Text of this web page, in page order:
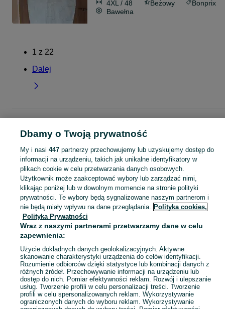
4XL / 48 Beżowy
Bonprix
Bawełna
1 z 22
Dalej
Suknie wieczorowe - Śląskie
Suknie wieczorowe - Jastrzębie-Zdrój
KATEGORIA
Szeroki wybór sukni wieczorowych damskich Jastrzębie-Zdrój ▶️ Nowe i używane w dobrych cenach ✌ Przeglądaj i wybierz najlepszą ofertę na OLX.pl! Zobacz
Mapa kategorii
Mapa miejscowości
Mapa ministron
Popularne wyszukiwania
Dbamy o Twoją prywatność
My i nasi 447partnerzy przechowujemy lub uzyskujemy dostęp do
informacji na urządzeniu, takich jak unikalne identyfikatory w
plikach cookie w celu przetwarzania danych osobowych.
Użytkownik może zaakceptować wybory lub zarządzać nimi,
klikając poniżej lub w dowolnym momencie na stronie polityki
prywatności. Te wybory będą sygnalizowane naszym partnerom i
nie będą miały wpływu na dane przeglądania. Polityka cookies,
Polityka Prywatności
Wraz z naszymi partnerami przetwarzamy dane w celu
zapewnienia:
Użycie dokładnych danych geolokalizacyjnych. Aktywne
skanowanie charakterystyki urządzenia do celów identyfikacji.
Rozumienie odbiorców dzięki statystyce lub kombinacji danych z
różnych źródeł. Przechowywanie informacji na urządzeniu lub
dostęp do nich. Pomiar efektywności reklam. Rozwój i ulepszanie
usług. Tworzenie profili w celu personalizacji treści. Tworzenie
profili w celu spersonalizowanych reklam. Wykorzystywanie
ograniczonych danych do wyboru reklam. Wykorzystywanie